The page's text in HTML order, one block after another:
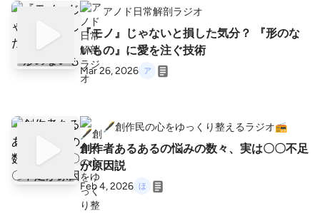
アノド日常解剖ラジオ
『モノ』じゃないと損した気分？ 『形のな
いもの』に愛を注ぐ技術
Mar 26, 2026
🖋️創作民の心をゆっくり整えるラジオ📻️
創作者あるあるの悩みの数々、実は〇〇不足
が原因説
Feb 4, 2026